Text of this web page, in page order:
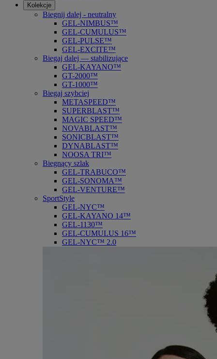
Kolekcje
Biegnij dalej - neutralny
GEL-NIMBUS™
GEL-CUMULUS™
GEL-PULSE™
GEL-EXCITE™
Biegaj dalej — stabilizujące
GEL-KAYANO™
GT-2000™
GT-1000™
Biegaj szybciej
METASPEED™
SUPERBLAST™
MAGIC SPEED™
NOVABLAST™
SONICBLAST™
DYNABLAST™
NOOSA TRI™
Biegnący szlak
GEL-TRABUCO™
GEL-SONOMA™
GEL-VENTURE™
SportStyle
GEL-NYC™
GEL-KAYANO 14™
GEL-1130™
GEL-CUMULUS 16™
GEL-NYC™ 2.0